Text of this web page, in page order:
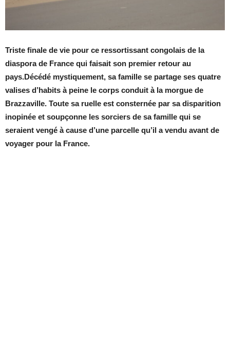
Triste finale de vie pour ce ressortissant congolais de la
diaspora de France qui faisait son premier retour au
pays.Décédé mystiquement, sa famille se partage ses quatre
valises d’habits à peine le corps conduit à la morgue de
Brazzaville. Toute sa ruelle est consternée par sa disparition
inopinée et soupçonne les sorciers de sa famille qui se
seraient vengé à cause d’une parcelle qu’il a vendu avant de
voyager pour la France.